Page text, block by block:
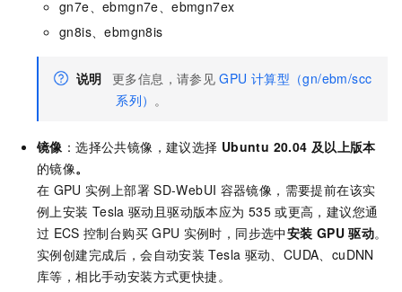
gn7e、ebmgn7e、ebmgn7ex
gn8is、ebmgn8is
说明 更多信息，请参见 GPU 计算型（gn/ebm/scc
系列） 。
镜像 ：选择公共镜像，建议选择 Ubuntu 20.04 及以上版本
的镜像。
在 GPU 实例上部署 SD-WebUI 容器镜像，需要提前在该实
例上安装 Tesla 驱动且驱动版本应为 535 或更高，建议您通
过 ECS 控制台购买 GPU 实例时，同步选中安装 GPU 驱动。
实例创建完成后，会自动安装 Tesla 驱动、CUDA、cuDNN
库等，相比手动安装方式更快捷。